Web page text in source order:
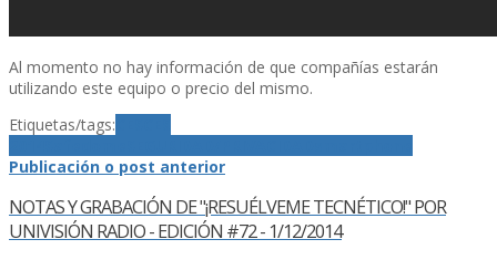
Al momento no hay información de que compañí­as estarán
utilizando este equipo o precio del mismo.
Etiquetas/tags:
Publicación o post anterior
NOTAS Y GRABACIÓN DE "¡RESUÉLVEME TECNÉTICO!" POR
UNIVISIÓN RADIO - EDICIÓN #72 - 1/12/2014